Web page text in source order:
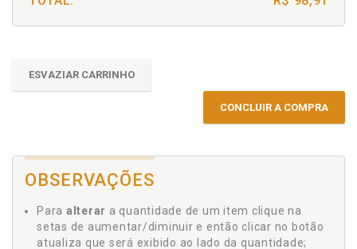
ESVAZIAR CARRINHO
CONCLUIR A COMPRA
OBSERVAÇÕES
Para alterar a quantidade de um item clique na
setas de aumentar/diminuir e então clicar no botão
atualiza que será exibido ao lado da quantidade;